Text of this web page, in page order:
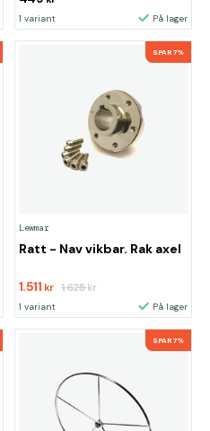
1 variant På lager
SPAR 7%
Lewmar
Ratt - Nav vikbar. Rak axel
1.511 kr 1.625kr
1 variant På lager
SPAR 7%